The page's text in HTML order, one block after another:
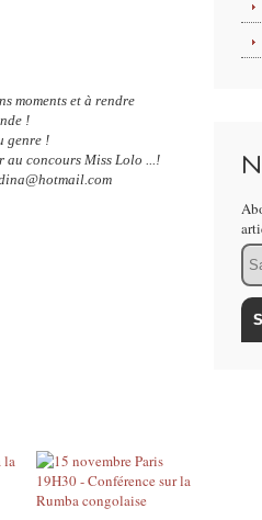
moments et à rendre
!
genre !
au concours Miss Lolo ...!